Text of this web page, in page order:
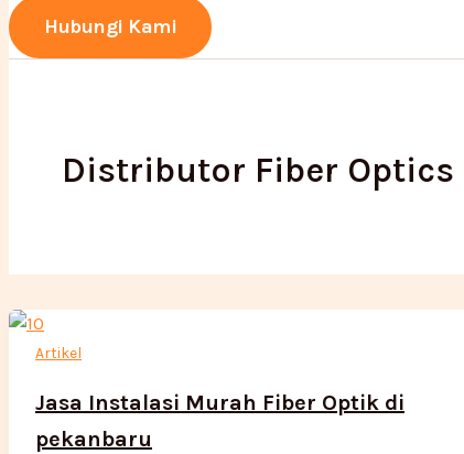
Hubungi Kami
Distributor Fiber Optics
Artikel
Jasa Instalasi Murah Fiber Optik di
pekanbaru